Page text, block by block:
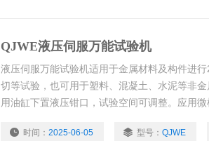
QJWE液压伺服万能试验机
液压伺服万能试验机适用于金属材料及构件进
切等试验，也可用于塑料、混凝土、水泥等非
用油缸下置液压钳口，试验空间可调整。应用
应力的情况下结果力值、位移、变形、计算机
时间： 2025-06-05 型号： QJWE